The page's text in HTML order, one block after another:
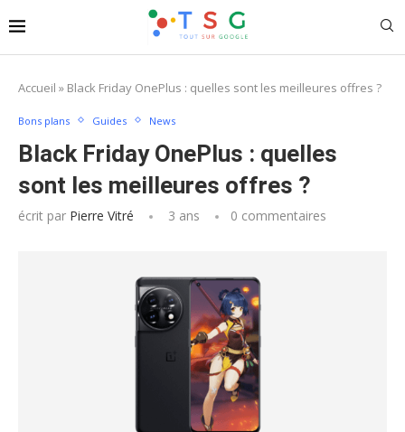
Accueil » Black Friday OnePlus : quelles sont les meilleures offres ?
Bons plans Guides News
Black Friday OnePlus : quelles
sont les meilleures offres ?
écrit par Pierre Vitré 3 ans 0 commentaires